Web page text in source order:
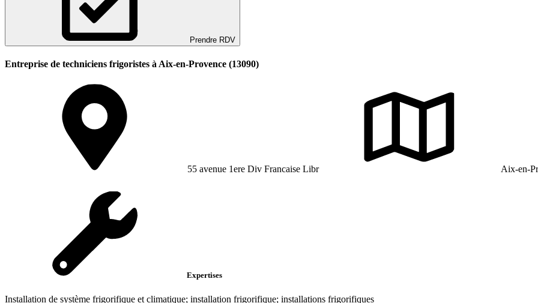
Prendre RDV
Entreprise de techniciens frigoristes à Aix-en-Provence (13090)
55 avenue 1ere Div Francaise Libr Aix-en-
Expertises
Installation de système frigorifique et climatique; installation frigorifique; installations frigorifiques